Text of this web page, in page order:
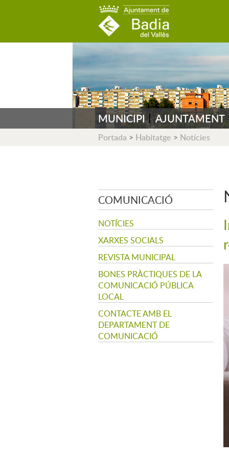
MUNICIPI AJUNTAMENT
Portada > Habitatge > Notícies
COMUNICACIÓ
NOTÍCIES
XARXES SOCIALS
REVISTA MUNICIPAL
BONES PRÀCTIQUES DE LA
COMUNICACIÓ PÚBLICA
LOCAL
CONTACTE AMB EL
DEPARTAMENT DE
COMUNICACIÓ